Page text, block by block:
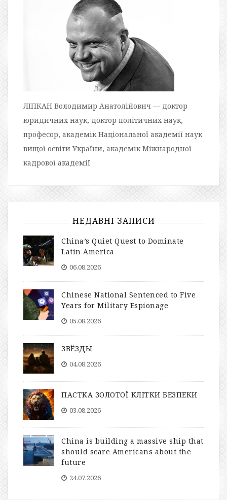
ЛІПКАН Володимир Анатолійович — доктор
юридичних наук, доктор політичних наук,
професор, академік Національної академії наук
вищої освіти України, академік Міжнародної
кадрової академії
НЕДАВНІ ЗАПИСИ
China’s Quiet Quest to Dominate
Latin America
06.08.2026
Chinese National Sentenced to Five
Years for Military Espionage
05.08.2026
ЗВЁЗДЫ
04.08.2026
ПАСТКА ЗОЛОТОЇ КЛІТКИ БЕЗПЕКИ
03.08.2026
China is building a massive ship that
should scare Americans about the
future
24.07.2026